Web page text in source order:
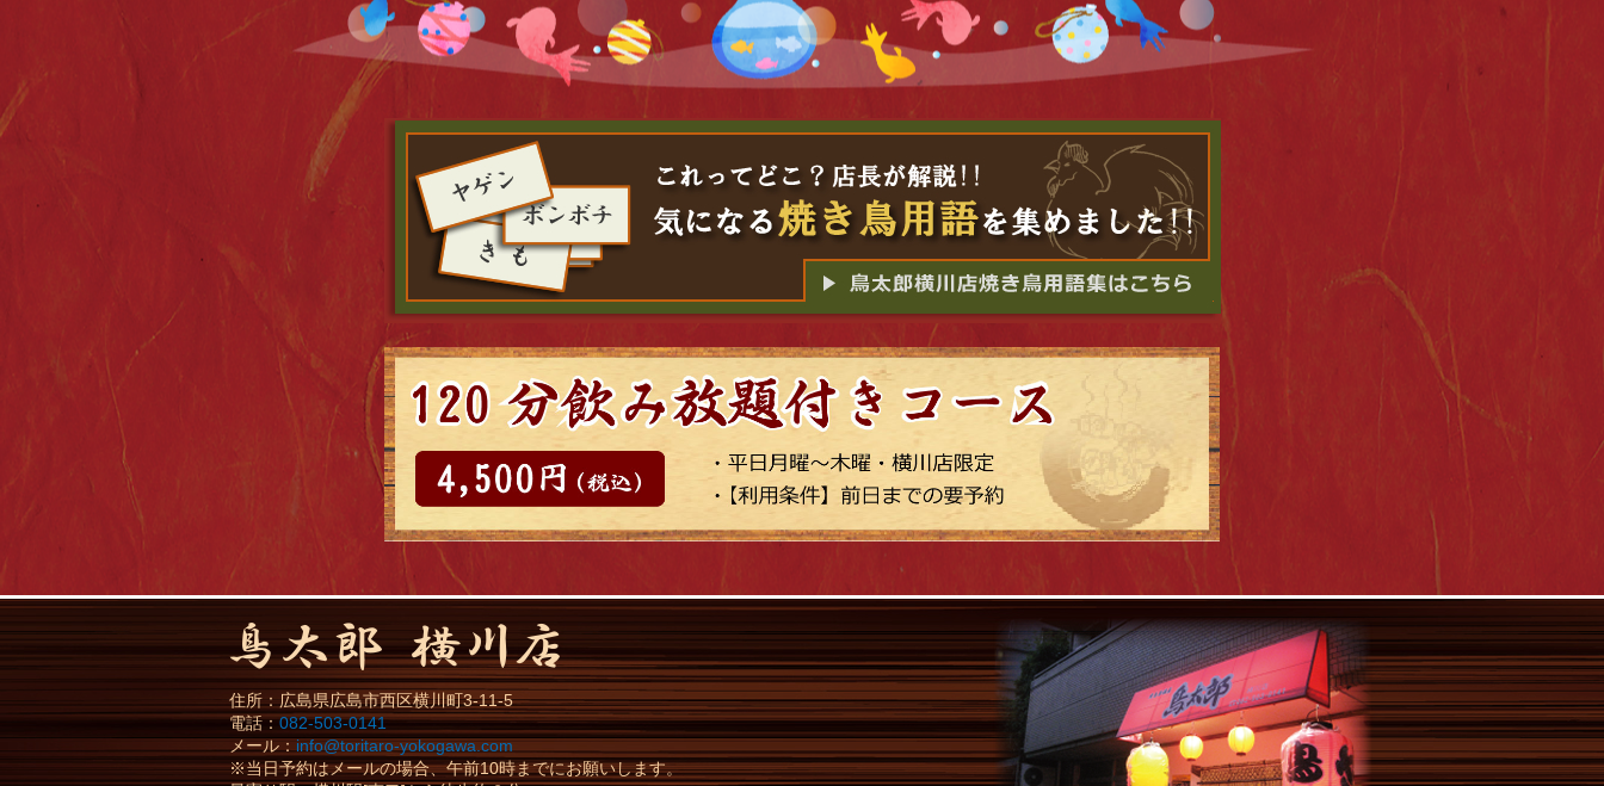
住所：広島県広島市西区横川町3-11-5
電話：082-503-0141
メール： info@toritaro-yokogawa.com
※当日予約はメールの場合、午前10時までにお願いします。